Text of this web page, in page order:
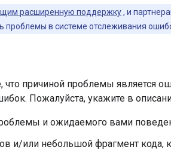
расширенную поддержку, и
проблемы в системе отслеживания
что причиной проблемы является
Пожалуйста, укажите в
и ожидаемого вами
и/или небольшой фрагмент